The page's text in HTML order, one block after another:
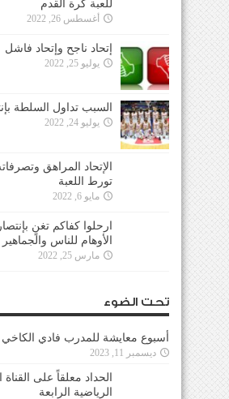
للعبة كرة القدم
أغسطس 26, 2022
إتحاد ناجح وإتحاد فاشل
يوليو 25, 2022
السبب تداول السلطة
يوليو 24, 2022
الإتحاد المراهق
تورط اللعبة
مايو 6, 2022
ارحلوا كفاكم تغنٍ
الأوهام للناس والجماهير
مارس 25, 2022
تحت الضوء
أسبوع معايشة للمدرب فادي
ديسمبر 11, 2023
الحداد معلقاً على القناة
الرياضية الرابعة